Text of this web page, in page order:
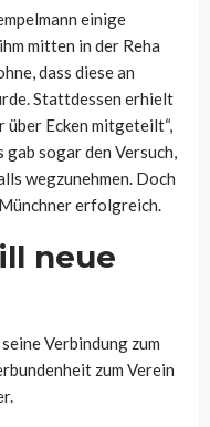
einige
mitten in der Reha
dass diese an
Stattdessen erhielt
über Ecken mitgeteilt“,
sogar den Versuch,
wegzunehmen. Doch
erfolgreich.
neue
Verbindung zum
zum Verein